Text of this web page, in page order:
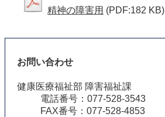
精神の障害用 (PDF:182 KB)
お問い合わせ
健康医療福祉部 障害福祉課
電話番号：077-528-3543
FAX番号：077-528-4853